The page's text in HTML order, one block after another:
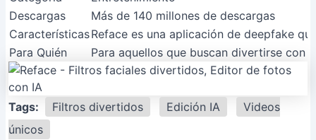
Descargas
Más de 140 millones de descargas
CaracterísticasReface es una aplicación de deepfake
Para Quién
Para aquellos que buscan divertirse con
Tags: Filtros divertidos Edición IA
Videos
únicos